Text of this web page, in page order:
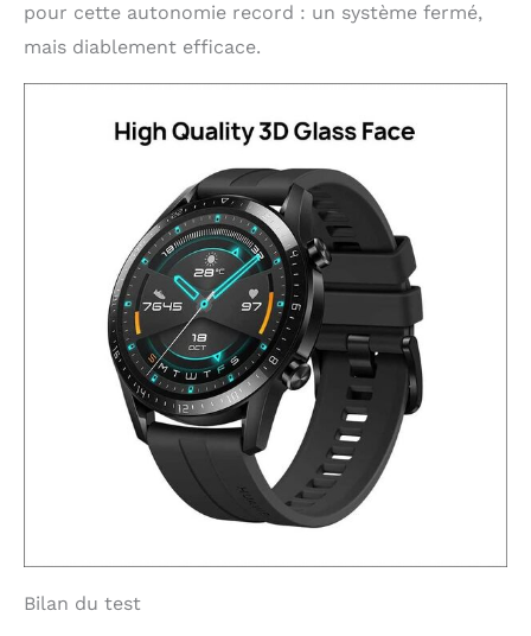
pour cette autonomie record : un système fermé,
mais diablement efficace.
Bilan du test